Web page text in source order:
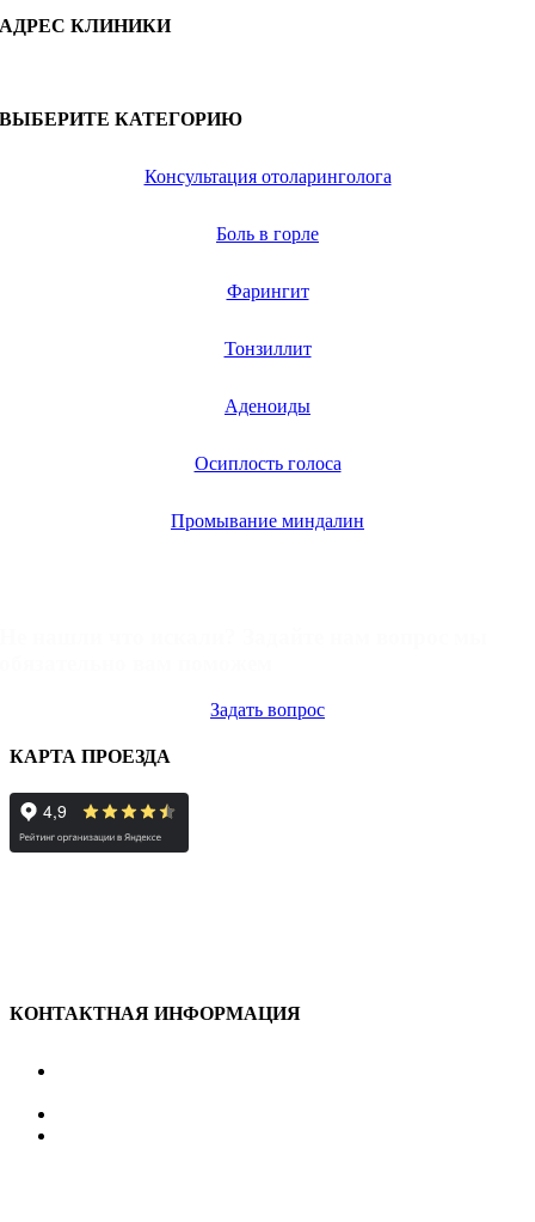
АДРЕС КЛИНИКИ
ВЫБЕРИТЕ КАТЕГОРИЮ
Консультация отоларинголога
Боль в горле
Фарингит
Тонзиллит
Аденоиды
Осиплость голоса
Промывание миндалин
Задать вопрос
КАРТА ПРОЕЗДА
КОНТАКТНАЯ ИНФОРМАЦИЯ